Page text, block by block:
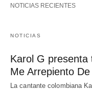
NOTICIAS RECIENTES
NOTICIAS
Karol G presenta
Me Arrepiento De
La cantante colombiana